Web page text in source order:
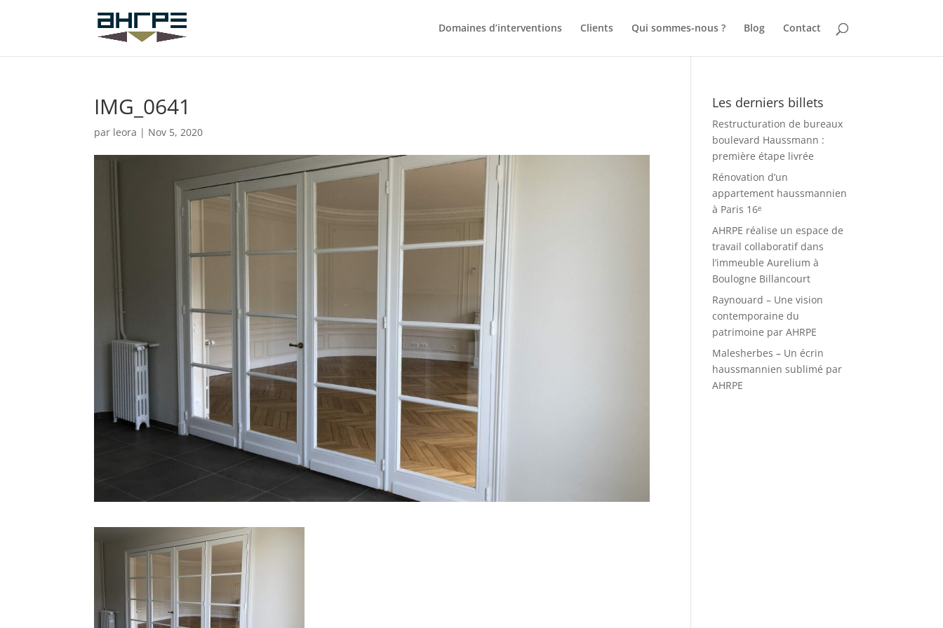
Domaines d’interventions Clients Qui sommes-nous ? Blog Contact
IMG_0641
par leora | Nov 5, 2020
Les derniers billets
Restructuration de bureaux
boulevard Haussmann :
première étape livrée
Rénovation d’un
appartement haussmannien
à Paris 16ᵉ
AHRPE réalise un espace de
travail collaboratif dans
l’immeuble Aurelium à
Boulogne Billancourt
Raynouard – Une vision
contemporaine du
patrimoine par AHRPE
Malesherbes – Un écrin
haussmannien sublimé par
AHRPE